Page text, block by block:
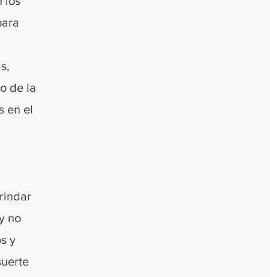
de la
en el
no
y